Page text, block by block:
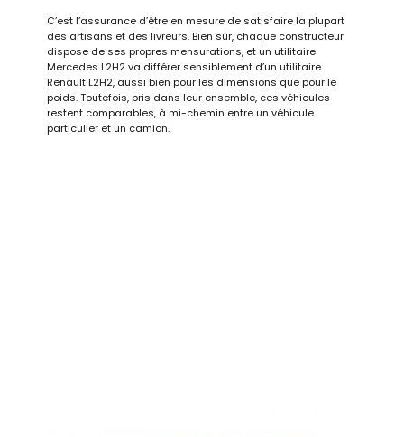
C’est l’assurance d’être en mesure de satisfaire la plupart
des artisans et des livreurs. Bien sûr, chaque constructeur
dispose de ses propres mensurations, et un utilitaire
Mercedes L2H2 va différer sensiblement d’un utilitaire
Renault L2H2, aussi bien pour les dimensions que pour le
poids. Toutefois, pris dans leur ensemble, ces véhicules
restent comparables, à mi-chemin entre un véhicule
particulier et un camion.